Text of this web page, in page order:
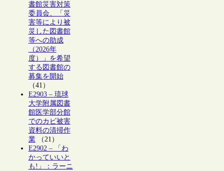
書館災害対策
委員会、「災
害等により被
災した図書館
等への助成
（2026年
度）」を希望
する図書館の
募集を開始
（41）
E2903 – 琉球
大学附属図書
館医学部分館
でのカビ被害
資料の清掃作
業（21）
E2902 – 「わ
かっていいと
も!」：ラーニ